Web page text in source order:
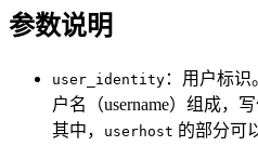
参数说明
user_identity ：用户标识
户名（username）组成，写
其中，
userhost 的部分可